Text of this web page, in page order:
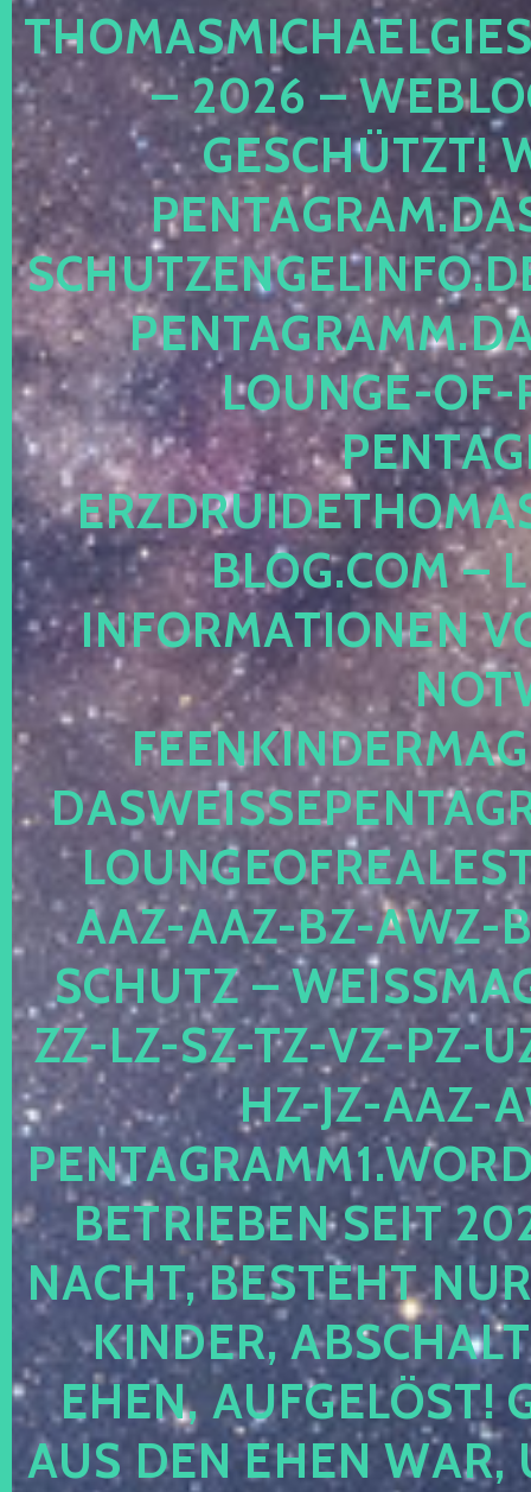
– 2026 –
ESCHÜTZT!
OUNGE-OF-
LOG.COM –
NFORMATIONEN
AZ-AAZ-BZ-AWZ-
CHUTZ –
-LZ-SZ-TZ-VZ-PZ-UZ-
-JZ-AAZ-
TRIEBEN SEIT 2024
CHT, BESTEHT NUR
NDER,
EN, AUFGELÖST!
S DEN EHEN WAR,